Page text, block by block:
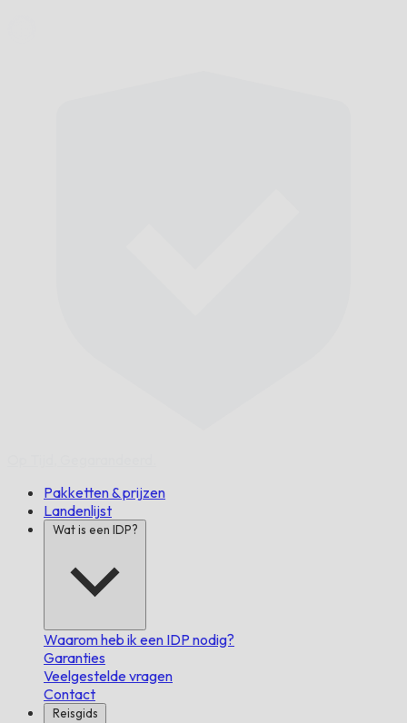
Pakketten & prijzen
Landenlijst
Wat is een IDP?
Waarom heb ik een IDP nodig?
Garanties
Veelgestelde vragen
Contact
Reisgids